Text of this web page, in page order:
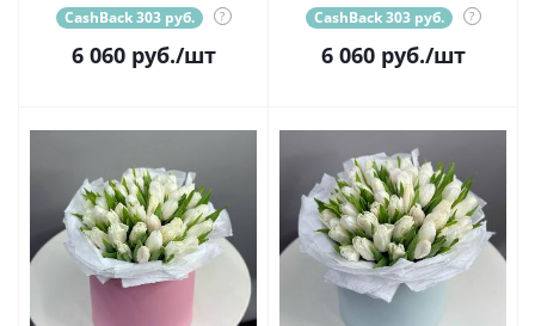
CashBack 303 руб. ?
6 060руб./шт
CashBack 303 руб. ?
6 060руб./шт